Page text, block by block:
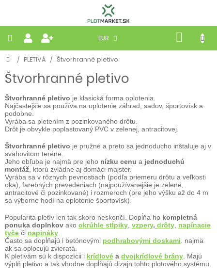
EUR
KOŠÍK
PLETIVÁ
BRÁNY
PRÍRODNÉ
BETÓNOVÉ
STRIEŠKY
ČLÁNKY
Kalkulácia
zdarma
Kontakty
Domov
/ PLETIVÁ / Štvorhranné pletivo
Štvorhranné pletivo
Štvorhranné pletivo je klasická forma oplotenia.
Najčastejšie sa používa na oplotenie záhrad, sadov, športovísk a
podobne.
Vyrába sa pletením z pozinkovaného drôtu.
Drôt je obvykle poplastovaný PVC v zelenej, antracitovej.
Štvorhranné pletivo je pružné a preto sa jednoducho inštaluje aj v
svahovitom teréne.
Jeho obľuba je najmä pre jeho nízku cenu a jednoduchú
montáž , ktorú zvládne aj domáci majster.
Vyrába sa v rôznych pevnostiach (podľa priemeru drôtu a veľkosti
oka), farebných prevedeniach (najpoužívanejšie je zelené,
antracitové či pozinkované) i rozmeroch (pre jeho výšku až do 4 m
sa výborne hodí na oplotenie športovísk).
Popularita pletív len tak skoro neskončí. Dopĺňa ho kompletná
ponuka doplnkov ako okrúhle stĺpiky vzpery, drôty napínacie
tyče či napináky
Často sa dopĺňajú i betónovými podhrabovými doskami . najmä
ak sa oplocujú zvieratá.
K pletivám sú k dispozícii i krídlové a dvojkrídlové brány . Majú
výplň pletivo a tak vhodne dopĺňajú dizajn tohto plotového systému.